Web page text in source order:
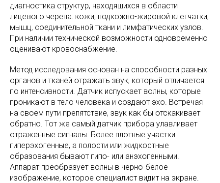
диагностика структур, находящихся в области
лицевого черепа: кожи, подкожно-жировой клетчатки,
мышц, соединительной ткани и лимфатических узлов.
При наличии технической возможности одновременно
оценивают кровоснабжение.
Метод исследования основан на способности разных
органов и тканей отражать звук, который отличается
по интенсивности. Датчик испускает волны, которые
проникают в тело человека и создают эхо. Встречая
на своем пути препятствие, звук как бы отскакивает
обратно. Тот же самый датчик прибора улавливает
отраженные сигналы. Более плотные участки
гиперэхогенные, а полости или жидкостные
образования бывают гипо- или анэхогенными.
Аппарат преобразует волны в черно-белое
изображение, которое специалист видит на экране.